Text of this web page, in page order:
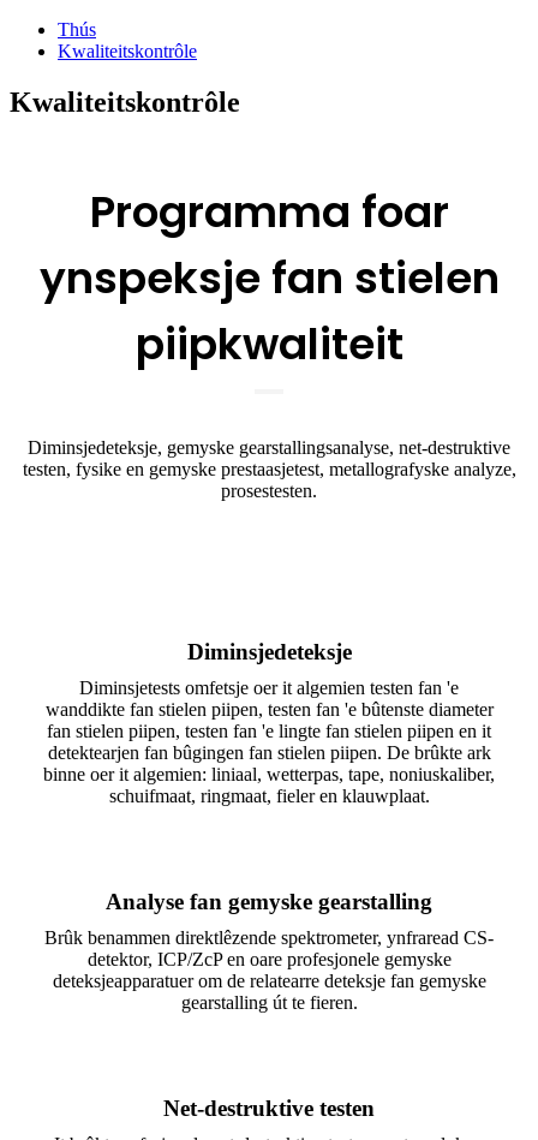
Thús
Kwaliteitskontrôle
Kwaliteitskontrôle
Programma foar
ynspeksje fan stielen
piipkwaliteit
Diminsjedeteksje, gemyske gearstallingsanalyse, net-destruktive
testen, fysike en gemyske prestaasjetest, metallografyske analyze,
prosestesten.
Diminsjedeteksje
Diminsjetests omfetsje oer it algemien testen fan 'e
wanddikte fan stielen piipen, testen fan 'e bûtenste diameter
fan stielen piipen, testen fan 'e lingte fan stielen piipen en it
detektearjen fan bûgingen fan stielen piipen. De brûkte ark
binne oer it algemien: liniaal, wetterpas, tape, noniuskaliber,
schuifmaat, ringmaat, fieler en klauwplaat.
Analyse fan gemyske gearstalling
Brûk benammen direktlêzende spektrometer, ynfraread CS-
detektor, ICP/ZcP en oare profesjonele gemyske
deteksjeapparatuer om de relatearre deteksje fan gemyske
gearstalling út te fieren.
Net-destruktive testen